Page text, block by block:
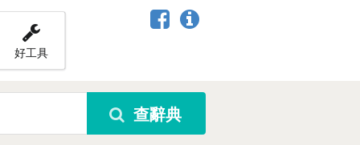
好工具
查辭典